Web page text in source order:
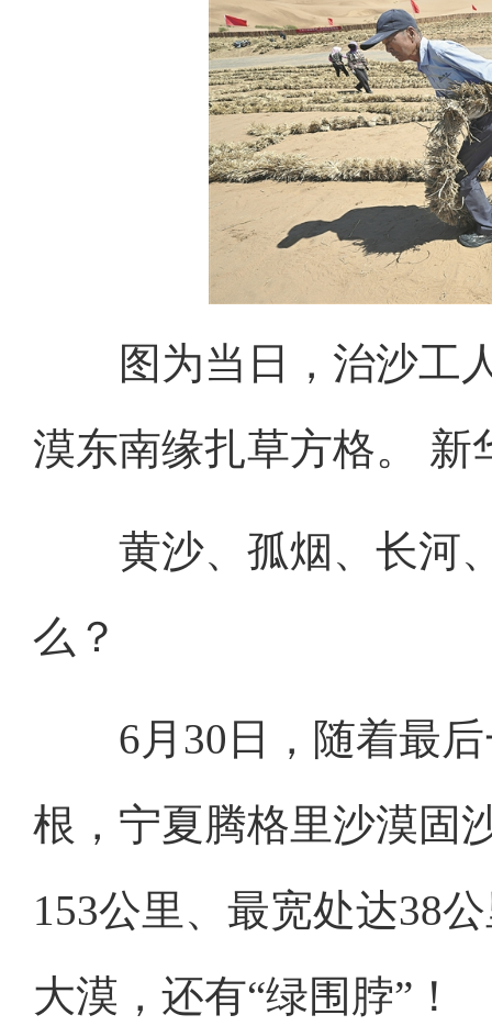
图为当日，治沙工
漠东南缘扎草方格。 新
黄沙、孤烟、长河
么？
6月30日，随着最后
根，宁夏腾格里沙漠固
153公里、最宽处达38
大漠，还有“绿围脖”！